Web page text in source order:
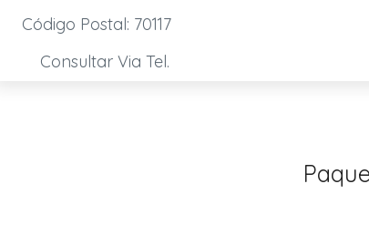
Código Postal: 70117
Consultar Via Tel.